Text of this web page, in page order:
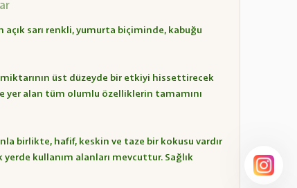
sarı renkli, yumurta biçiminde, kabuğu
üst düzeyde bir etkiyi hissettirecek
yer alan tüm olumlu özelliklerin tamamını
birlikte, hafif, keskin ve taze bir kokusu vardır
kullanım alanları mevcuttur. Sağlık